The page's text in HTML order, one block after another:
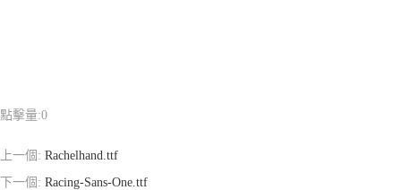
點擊量:0
上一個: Rachelhand.ttf
下一個: Racing-Sans-One.ttf